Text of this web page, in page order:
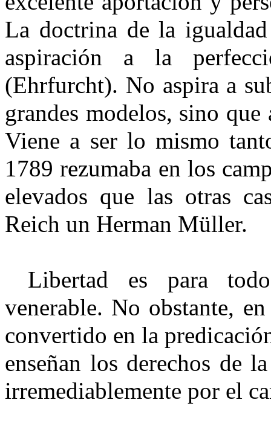
La doctrina de la
aspiración a la
(Ehrfurcht). No aspira a
grandes modelos, sino
Viene a ser lo mismo
1789 rezumaba en los
elevados que las otras
Reich un Herman Müller.
Libertad es para
venerable. No obstante,
convertido en la
enseñan los derechos de
irremediablemente por el